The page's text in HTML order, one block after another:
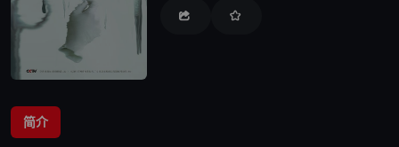
简介